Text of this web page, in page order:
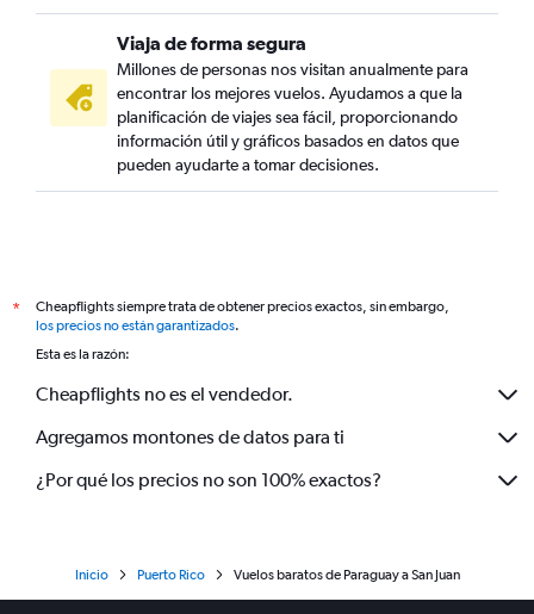
Viaja de forma segura
Millones de personas nos visitan anualmente para
encontrar los mejores vuelos. Ayudamos a que la
planificación de viajes sea fácil, proporcionando
información útil y gráficos basados en datos que
pueden ayudarte a tomar decisiones.
*
Cheapflights siempre trata de obtener precios exactos, sin embargo,
los precios no están garantizados.
Esta es la razón:
Cheapflights no es el vendedor.
Agregamos montones de datos para ti
¿Por qué los precios no son 100% exactos?
Inicio Puerto Rico Vuelos baratos de Paraguay a San Juan